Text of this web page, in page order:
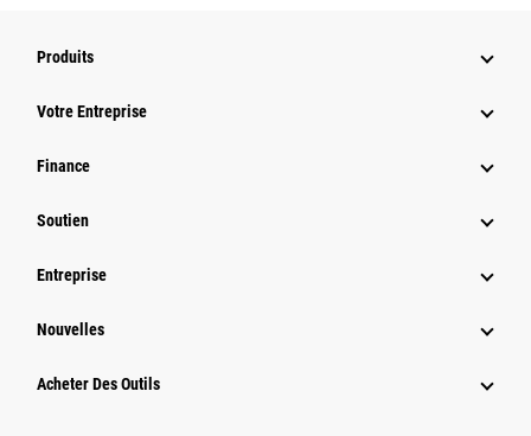
Produits
Votre Entreprise
Finance
Soutien
Entreprise
Nouvelles
Acheter Des Outils